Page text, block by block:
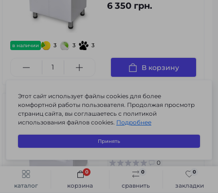
каталог сравнить
0
закладки
0
корзина
0
Быстрый заказ В корзину
в наличии 3 3 3
6 350 грн.
В корзину
Тумба с умывальником
Комо 50 Т-6 Белый
(Навесной)
Код товара:
(Навесная)
0
6 990 грн.
Этот сайт использует файлы cookies для более
комфортной работы пользователя. Продолжая просмотр
страниц сайта, вы соглашаетесь с политикой
использования файлов cookies. Подробнее
Принять